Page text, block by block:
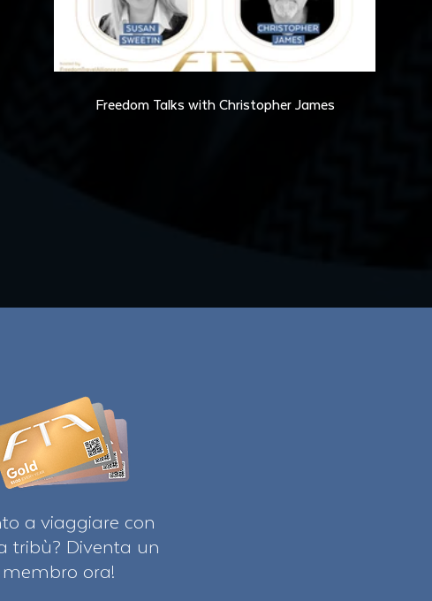
Freedom Talks with Christopher James
a viaggiare con
tribù? Diventa un
membro ora!